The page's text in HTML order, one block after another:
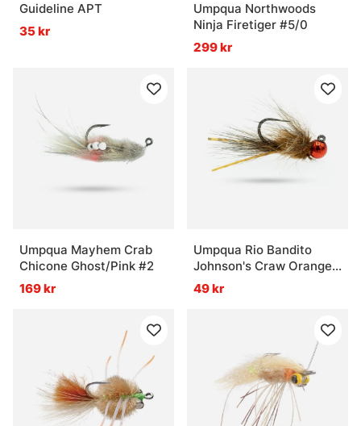
Guideline APT
35 kr
Umpqua Northwoods
Ninja Firetiger #5/0
299 kr
Umpqua Mayhem Crab
Chicone Ghost/Pink #2
169 kr
Umpqua Rio Bandito
Johnson's Craw Orange
#12
49 kr